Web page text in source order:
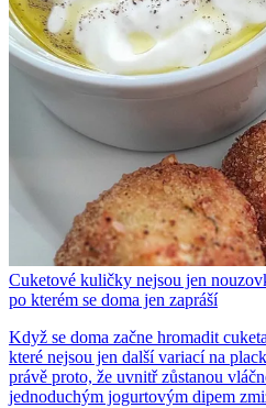
Cuketové kuličky nejsou jen
po kterém se doma jen zapráší
Když se doma začne hromadit
které nejsou jen další variací na
právě proto, že uvnitř zůstanou
jednoduchým jogurtovým dipem